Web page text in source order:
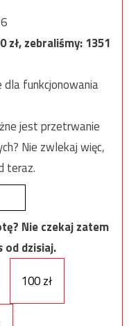
zł, zebraliśmy:1351
funkcjonowania
jest przetrwanie
Nie zwlekaj więc,
teraz.
Nie czekaj zatem
od dzisiaj.
100 zł